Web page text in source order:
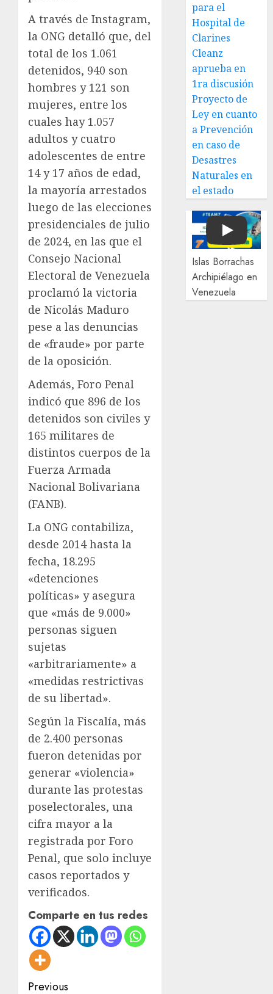
A través de Instagram,
la ONG detalló que, del
total de los 1.061
detenidos, 940 son
hombres y 121 son
mujeres, entre los
cuales hay 1.057
adultos y cuatro
adolescentes de entre
14 y 17 años de edad,
la mayoría arrestados
luego de las elecciones
presidenciales de julio
de 2024, en las que el
Consejo Nacional
Electoral de Venezuela
proclamó la victoria
de Nicolás Maduro
pese a las denuncias
de «fraude» por parte
de la oposición.
Además, Foro Penal
indicó que 896 de los
detenidos son civiles y
165 militares de
distintos cuerpos de la
Fuerza Armada
Nacional Bolivariana
(FANB).
La ONG contabiliza,
desde 2014 hasta la
fecha, 18.295
«detenciones
políticas» y asegura
que «más de 9.000»
personas siguen
sujetas
«arbitrariamente» a
«medidas restrictivas
de su libertad».
Según la Fiscalía, más
de 2.400 personas
fueron detenidas por
generar «violencia»
durante las protestas
poselectorales, una
cifra mayor a la
registrada por Foro
Penal, que solo incluye
casos reportados y
verificados.
Comparte en tus redes
Post
Previous
para el
Hospital de
Clarines
Cleanz
aprueba en
1ra discusión
Proyecto de
Ley en cuanto
a Prevención
en caso de
Desastres
Naturales en
el estado
Play
Islas Borrachas
Archipiélago en
Venezuela